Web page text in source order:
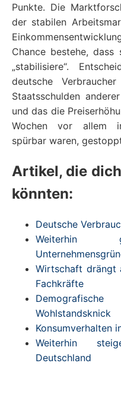
Punkte. Die
der stabilen
Chance bestehe, dass
„stabilisiere“.
deutsche
Staatsschulden
und das die
Wochen vor allem
spürbar waren,
Artikel, die
könnten:
Deutsche
Wirtschaft drängt
Fachkräfte
Wohlstandsknick
Konsumverhalten
Weiterhin
Deutschland